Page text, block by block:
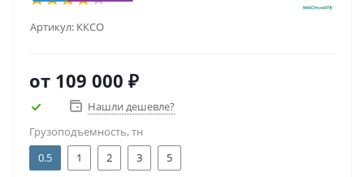
Артикул: ККСО
от 109 000 ₽
Нашли дешевле?
Грузоподъемность, тн
0.5
1 2 3 5